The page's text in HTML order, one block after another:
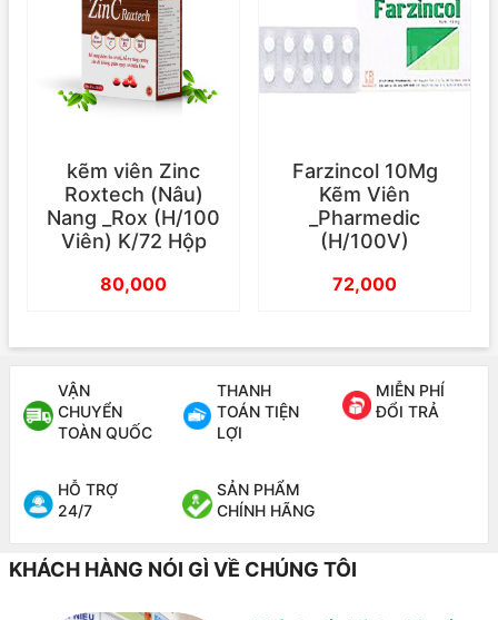
kẽm viên Zinc
Roxtech (Nâu)
Nang _Rox (H/100
Viên) K/72 Hộp
80,000
Farzincol 10Mg
Kẽm Viên
_Pharmedic
(H/100V)
72,000
VẬN
CHUYỂN
TOÀN QUỐC
THANH
TOÁN TIỆN
LỢI
MIỄN PHÍ
ĐỔI TRẢ
HỖ TRỢ
24/7
SẢN PHẨM
CHÍNH HÃNG
KHÁCH HÀNG NÓI GÌ VỀ CHÚNG TÔI